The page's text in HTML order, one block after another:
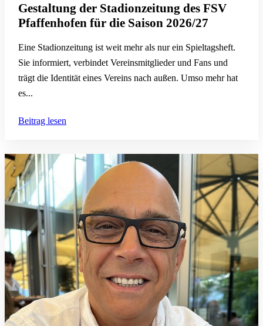
Gestaltung der Stadionzeitung des FSV
Pfaffenhofen für die Saison 2026/27
Eine Stadionzeitung ist weit mehr als nur ein Spieltagsheft.
Sie informiert, verbindet Vereinsmitglieder und Fans und
trägt die Identität eines Vereins nach außen. Umso mehr hat
es...
Beitrag lesen